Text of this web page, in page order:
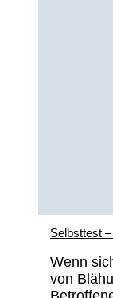
Selbsttest
Wenn
von